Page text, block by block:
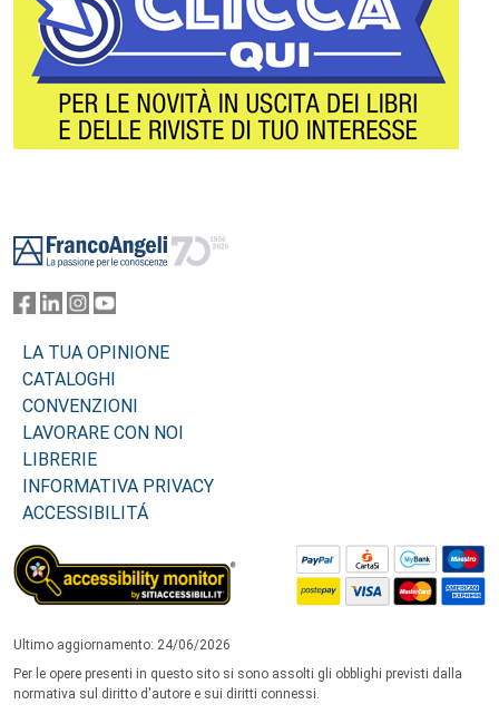
LA TUA OPINIONE
CATALOGHI
CONVENZIONI
LAVORARE CON NOI
LIBRERIE
INFORMATIVA PRIVACY
ACCESSIBILITÁ
Ultimo aggiornamento: 24/06/2026
Per le opere presenti in questo sito si sono assolti gli obblighi previsti dalla
normativa sul diritto d'autore e sui diritti connessi.